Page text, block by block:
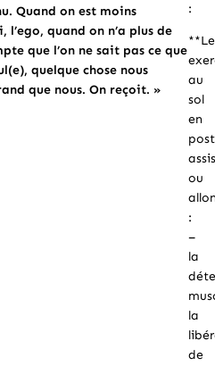
Quand on est moins
quand on n’a plus de
que l’on ne sait pas ce que
quelque chose nous
que nous. On reçoit. »
:
au
sol
en
ou
:
–
la
la
de